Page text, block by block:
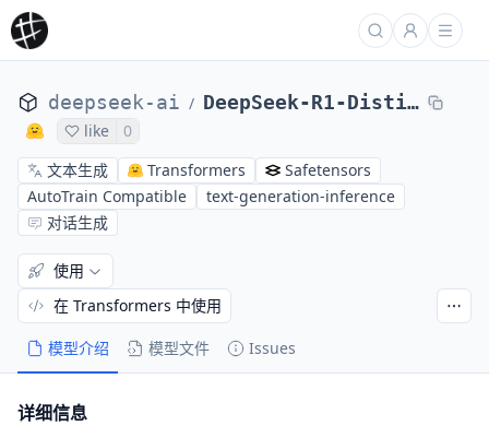
deepseek-ai / DeepSeek-R1-Distill-Llama-70B
like
0
文本生成
Transformers
Safetensors
AutoTrain Compatible
text-generation-inference
对话生成
模型介绍 模型文件 Issues
使用
在 Transformers 中使用
详细信息